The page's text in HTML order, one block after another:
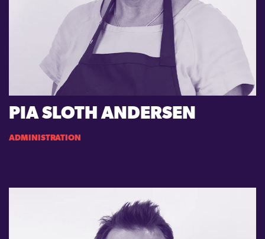
PIA SLOTH ANDERSEN
ADMINISTRATION